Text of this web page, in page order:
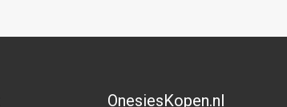
OnesiesKopen.nl